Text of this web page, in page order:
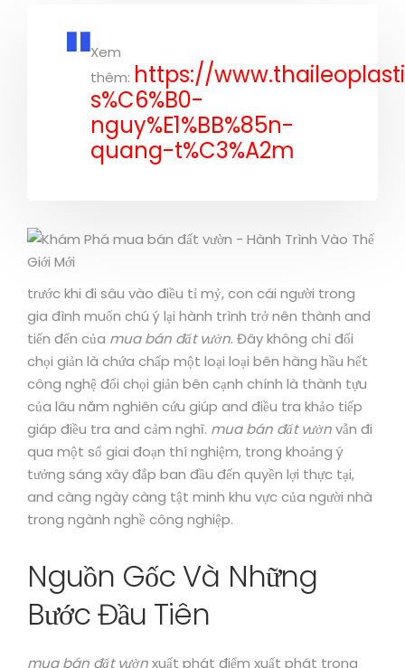
Xem
thêm: https://
s%C6%B0-
nguy%E1%BB%85n-
quang-t%C3%A2m
trước khi đi sâu vào điều tỉ mỷ, con cái người trong
gia đình muốn chú ý lại hành trình trở nên thành and
tiến đến của mua bán đất vườn. Đây không chỉ đối
chọi giản là chứa chấp một loại loại bên hàng hầu hết
công nghệ đối chọi giản bên cạnh chính là thành tựu
của lâu năm nghiên cứu giúp and điều tra khảo tiếp
giáp điều tra and cảm nghĩ. mua bán đất vườnvẫn đi
qua một số giai đoạn thí nghiệm, trong khoảng ý
tưởng sáng xây đắp ban đầu đến quyền lợi thực tại,
and càng ngày càng tật minh khu vực của người nhà
trong ngành nghề công nghiệp.
Nguồn Gốc Và Những
Bước Đầu Tiên
mua bán đất vườnxuất phát điểm xuất phát trong